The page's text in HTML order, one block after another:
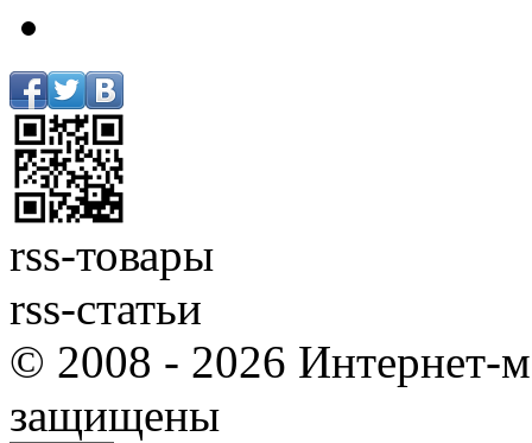
rss-товары
rss-статьи
© 2008 - 2026 Интернет-
защищены